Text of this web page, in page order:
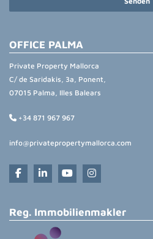
OFFICE PALMA
Private Property Mallorca
C/ de Saridakis, 3a, Ponent,
07015 Palma, Illes Balears
+34 871 967 967
info@privatepropertymallorca.com
Reg. Immobilienmakler